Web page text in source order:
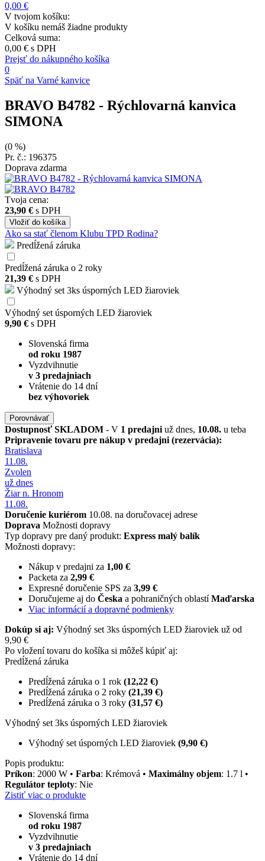
0,00 €
V tvojom košíku:
V košíku nemáš žiadne produkty
Celková suma:
0,00 € s DPH
Prejsť do nákupného košíka
0
Späť na Varné kanvice
BRAVO B4782 - Rýchlovarná kanvica
SIMONA
(0 %)
Pr. č.: 196375
Doprava zdarma
Tvoja cena:
23,90 € s DPH
Vložiť do košíka
Ako sa stať členom Klubu TPD Rodina?
Predĺžená záruka
Predĺžená záruka o 2 roky
21,39 € s DPH
Výhodný set 3ks úsporných LED žiaroviek
Výhodný set úsporných LED žiaroviek
9,90 € s DPH
Slovenská firma
od roku 1987
Vyzdvihnutie
v 3 predajniach
Vrátenie do 14 dní
bez výhovoriek
Porovnávať
DostupnosťSKLADOM - V 1 predajni už dnes, 10.08. u teba
Pripravenie tovaru pre nákup v predajni (rezervácia):
Bratislava
11.08.
Zvolen
už dnes
Žiar n. Hronom
11.08.
Doručenie kuriérom 10.08. na doručovacej adrese
Doprava Možnosti dopravy
Typ dopravy pre daný produkt: Express malý balík
Možnosti dopravy:
Nákup v predajni za 1,00 €
Packeta za 2,99 €
Expresné doručenie SPS za 3,99 €
Doručujeme aj do Česka a pohraničných oblastíMaďarska
Viac informácií a dopravné podmienky
Dokúp si aj: Výhodný set 3ks úsporných LED žiaroviek už od
9,90 €
Po vložení tovaru do košíka si môžeš kúpiť aj:
Predĺžená záruka
Predĺžená záruka o 1 rok (12,22 €)
Predĺžená záruka o 2 roky (21,39 €)
Predĺžená záruka o 3 roky (31,57 €)
Výhodný set 3ks úsporných LED žiaroviek
Výhodný set úsporných LED žiaroviek (9,90 €)
Popis produktu:
Príkon: 2000 W • Farba: Krémová • Maximálny objem: 1.7 l •
Regulátor teploty: Nie
Zistiť viac o produkte
Slovenská firma
od roku 1987
Vyzdvihnutie
v 3 predajniach
Vrátenie do 14 dní